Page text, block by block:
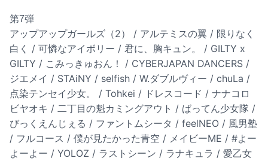
第7弾
アップアップガールズ（2） / アルテミスの翼 / 限りなく
白く / 可憐なアイボリー / 君に、胸キュン。 / GILTY x
GILTY / こみっきゅおん！ / CYBERJAPAN DANCERS /
ジエメイ / STAiNY / selfish / W.ダブルヴィー / chuLa /
点染テンセイ少女。 / Tohkei / ドレスコード / ナナコロ
ビヤオキ / 二丁目の魁カミングアウト / ばってん少女隊 /
びっくえんじぇる / ファントムシータ / feelNEO / 風男塾
/ フルコース / 僕が見たかった青空 / メイビーME / #よー
よーよー / YOLOZ / ラストシーン / ラナキュラ / 愛乙女